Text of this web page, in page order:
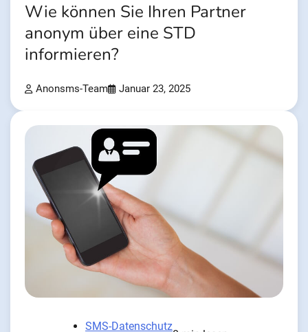
Wie können Sie Ihren Partner
anonym über eine STD
informieren?
Anonsms-Team Januar 23, 2025
SMS-Datenschutz